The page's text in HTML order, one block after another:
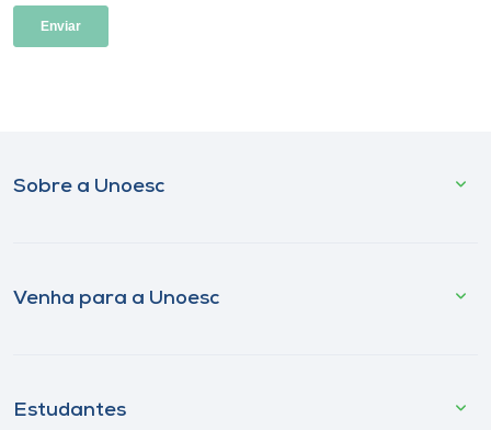
Sobre a Unoesc
Venha para a Unoesc
Estudantes